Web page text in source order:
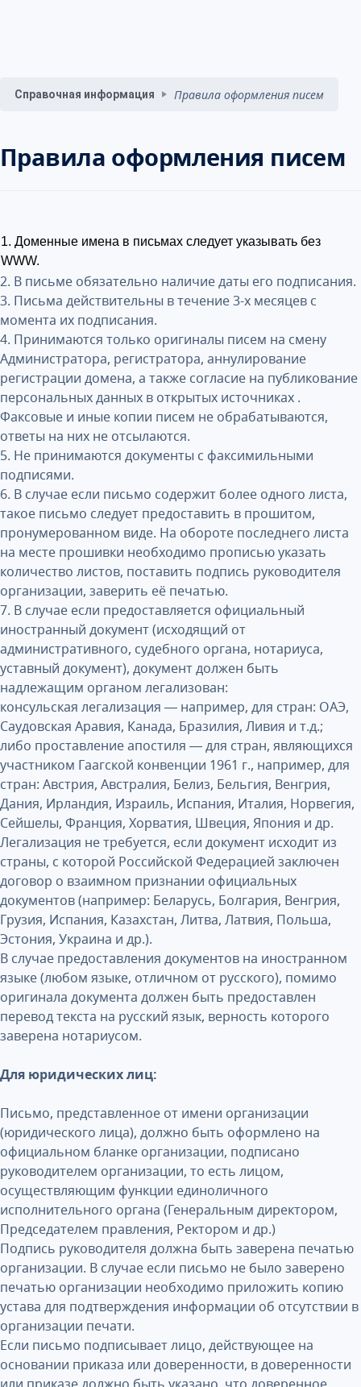
Справочная информация Правила оформления писем
Правила оформления писем
1. Доменные имена в письмах следует указывать без
WWW.
2. В письме обязательно наличие даты его подписания.
3. Письма действительны в течение 3-х месяцев с
момента их подписания.
4. Принимаются только оригиналы писем на смену
Администратора, регистратора, аннулирование
регистрации домена, а также согласие на публикование
персональных данных в открытых источниках .
Факсовые и иные копии писем не обрабатываются,
ответы на них не отсылаются.
5. Не принимаются документы с факсимильными
подписями.
6. В случае если письмо содержит более одного листа,
такое письмо следует предоставить в прошитом,
пронумерованном виде. На обороте последнего листа
на месте прошивки необходимо прописью указать
количество листов, поставить подпись руководителя
организации, заверить её печатью.
7. В случае если предоставляется официальный
иностранный документ (исходящий от
административного, судебного органа, нотариуса,
уставный документ), документ должен быть
надлежащим органом легализован:
консульская легализация — например, для стран: ОАЭ,
Саудовская Аравия, Канада, Бразилия, Ливия и т.д.;
либо проставление апостиля — для стран, являющихся
участником Гаагской конвенции 1961 г., например, для
стран: Австрия, Австралия, Белиз, Бельгия, Венгрия,
Дания, Ирландия, Израиль, Испания, Италия, Норвегия,
Сейшелы, Франция, Хорватия, Швеция, Япония и др.
Легализация не требуется, если документ исходит из
страны, с которой Российской Федерацией заключен
договор о взаимном признании официальных
документов (например: Беларусь, Болгария, Венгрия,
Грузия, Испания, Казахстан, Литва, Латвия, Польша,
Эстония, Украина и др.).
В случае предоставления документов на иностранном
языке (любом языке, отличном от русского), помимо
оригинала документа должен быть предоставлен
перевод текста на русский язык, верность которого
заверена нотариусом.
Для юридических лиц:
Письмо, представленное от имени организации
(юридического лица), должно быть оформлено на
официальном бланке организации, подписано
руководителем организации, то есть лицом,
осуществляющим функции единоличного
исполнительного органа (Генеральным директором,
Председателем правления, Ректором и др.)
Подпись руководителя должна быть заверена печатью
организации. В случае если письмо не было заверено
печатью организации необходимо приложить копию
устава для подтверждения информации об отсутствии в
организации печати.
Если письмо подписывает лицо, действующее на
основании приказа или доверенности, в доверенности